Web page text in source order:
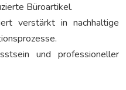
Büroartikel.
verstärkt in nachhaltige
und professioneller